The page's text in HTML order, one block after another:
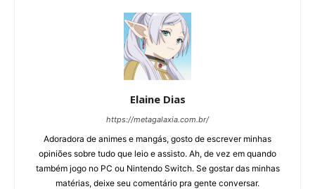
Elaine Dias
https://metagalaxia.com.br/
Adoradora de animes e mangás, gosto de escrever minhas
opiniões sobre tudo que leio e assisto. Ah, de vez em quando
também jogo no PC ou Nintendo Switch. Se gostar das minhas
matérias, deixe seu comentário pra gente conversar.